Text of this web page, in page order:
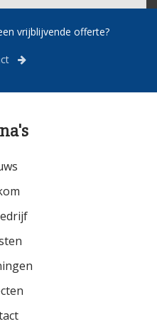
vrijblijvende offerte?